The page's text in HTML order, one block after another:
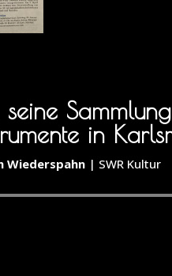
in
Wiederspahn| SWR Kultur
Audio